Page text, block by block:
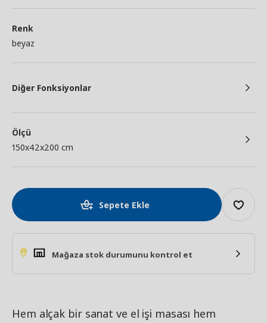
Renk
beyaz
Diğer Fonksiyonlar
Ölçü
150x42x200 cm
Sepete Ekle
Mağaza stok durumunu kontrol et
Hem alçak bir sanat ve el işi masası hem